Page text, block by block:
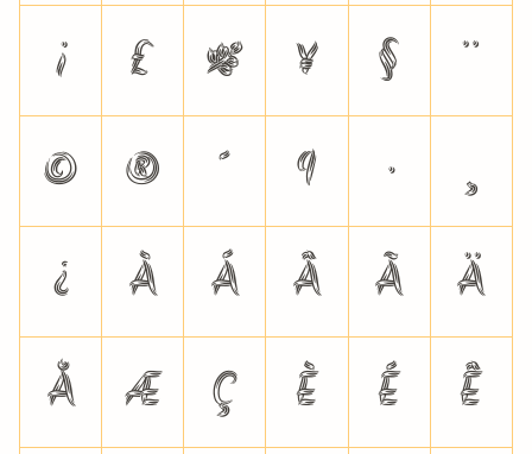
¡ £ ¤ ¥ §
¨
©
® ´ ¶ ·
¸
¿
À Á Â Ã
Ä
Å
Æ Ç È É
Ê